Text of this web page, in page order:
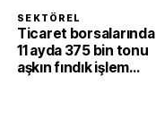
SEKTÖREL
Ticaret borsalarında
11 ayda 375 bin tonu
aşkın fındık işlem